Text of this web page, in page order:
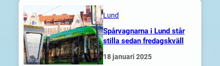
Lund
Spårvagnarna i Lund står
stilla sedan fredagskväll
18 januari 2025